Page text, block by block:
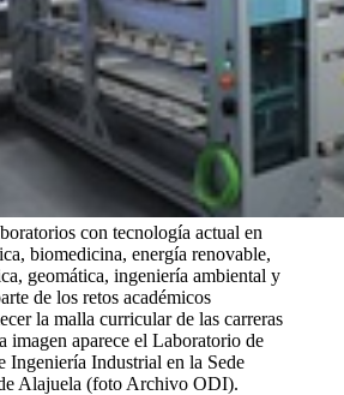
con tecnología actual en
biomedicina, energía renovable,
geomática, ingeniería ambiental y
de los retos académicos
la malla curricular de las carreras
imagen aparece el Laboratorio de
Ingeniería Industrial en la Sede
Alajuela (foto Archivo ODI).